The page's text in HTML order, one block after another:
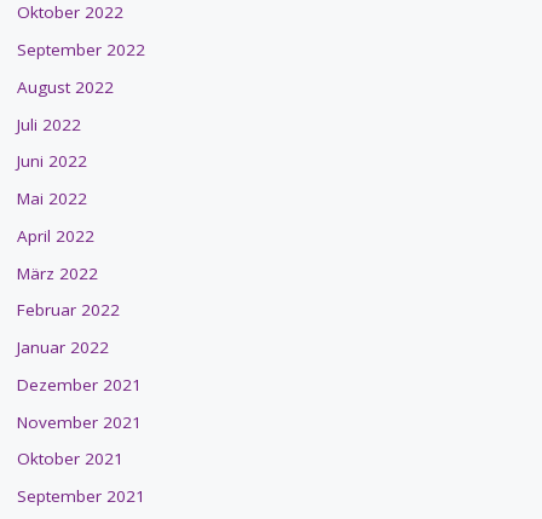
Oktober 2022
September 2022
August 2022
Juli 2022
Juni 2022
Mai 2022
April 2022
März 2022
Februar 2022
Januar 2022
Dezember 2021
November 2021
Oktober 2021
September 2021